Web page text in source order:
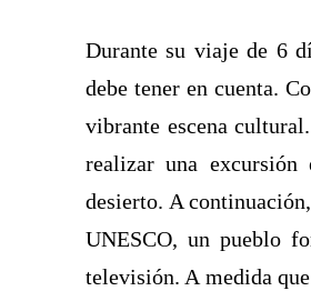
Durante su viaje de 6
debe tener en cuenta.
vibrante escena
realizar una
desierto. A
UNESCO, un pueblo
televisión. A medida